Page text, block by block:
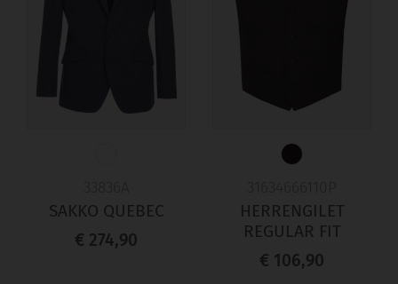
SAKKO QUEBEC
€ 274,90
HERRENGILET
REGULAR FIT
€ 106,90